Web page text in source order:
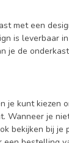
met een
is leverbaar
je de
je kunt kiezen
je
bekijken bij je